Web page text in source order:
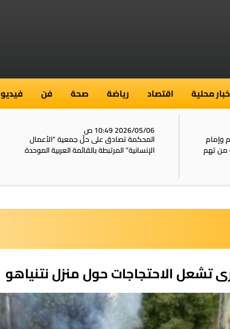
محلية اقتصاد رياضة صحة فن فيديو
وإمام
من تهم
2026/05/06 10:49 ص
المحكمة تصادق على حلّ جمعية “الأعمال
الإنسانية” المرتبطة بالقائمة العربية الموحدة
تشعل الاحتجاجات حول منزل نتنياهو